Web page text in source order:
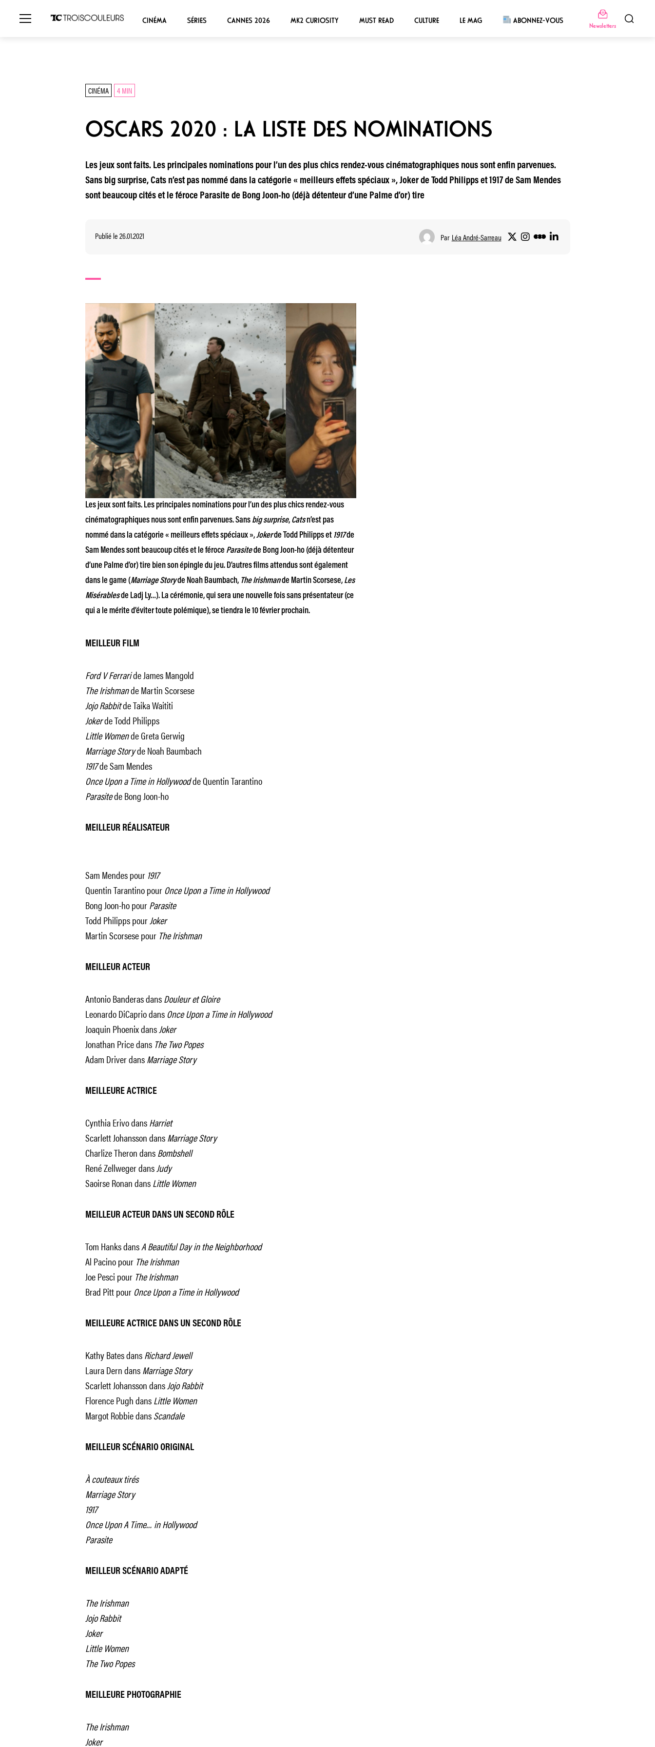
CINÉMA SÉRIES CANNES 2026 MK2 CURIOSITY MUST READ CULTURE LE MAG ABONNEZ-VOUS
Newsletters
CINÉMA 4 MIN
OSCARS 2020 : LA LISTE DES NOMINATIONS
Les jeux sont faits. Les principales nominations pour l’un des plus chics rendez-vous cinématographiques nous sont enfin parvenues.
Sans big surprise, Cats n’est pas nommé dans la catégorie « meilleurs effets spéciaux », Joker de Todd Philipps et 1917 de Sam Mendes
sont beaucoup cités et le féroce Parasite de Bong Joon-ho (déjà détenteur d’une Palme d’or) tire
Publié le 26.01.2021 Par Léa André-Sarreau
Les jeux sont faits. Les principales nominations pour l’un des plus chics rendez-vous
cinématographiques nous sont enfin parvenues. Sans big surprise, Catsn’est pas
nommé dans la catégorie « meilleurs effets spéciaux »,Jokerde Todd Philipps et 1917de
Sam Mendes sont beaucoup cités et le féroce Parasitede Bong Joon-ho (déjà détenteur
d’une Palme d’or) tire bien son épingle du jeu. D’autres films attendus sont également
dans le game (Marriage Storyde Noah Baumbach, The Irishmande Martin Scorsese, Les
Misérablesde Ladj Ly…). La cérémonie, qui sera une nouvelle fois sans présentateur (ce
qui a le mérite d’éviter toute polémique), se tiendra le 10 février prochain.
MEILLEUR FILM
Ford V Ferraride James Mangold
The Irishmande Martin Scorsese
Jojo Rabbitde Taika Waititi
Jokerde Todd Philipps
Little Womende Greta Gerwig
Marriage Storyde Noah Baumbach
1917de Sam Mendes
Once Upon a Time in Hollywoodde Quentin Tarantino
Parasitede Bong Joon-ho
MEILLEUR RÉALISATEUR
Sam Mendes pour 1917
Quentin Tarantino pour Once Upon a Time in Hollywood
Bong Joon-ho pourParasite
Todd Philipps pourJoker
Martin Scorsese pour The Irishman
MEILLEUR ACTEUR
Antonio Banderas dansDouleur et Gloire
Leonardo DiCaprio dans Once Upon a Time in Hollywood
Joaquin Phoenix dansJoker
Jonathan Price dans The Two Popes
Adam Driver dansMarriage Story
MEILLEURE ACTRICE
Cynthia Erivo dansHarriet
Scarlett Johansson dansMarriage Story
Charlize Theron dansBombshell
René Zellweger dansJudy
Saoirse Ronan dansLittle Women
MEILLEUR ACTEUR DANS UN SECOND RÔLE
Tom Hanks dansA Beautiful Day in the Neighborhood
Al Pacino pour The Irishman
Joe Pesci pour The Irishman
Brad Pitt pour Once Upon a Time in Hollywood
MEILLEURE ACTRICE DANS UN SECOND RÔLE
Kathy Bates dansRichard Jewell
Laura Dern dansMarriage Story
Scarlett Johansson dansJojo Rabbit
Florence Pugh dansLittle Women
Margot Robbie dansScandale
MEILLEUR SCÉNARIO ORIGINAL
À couteaux tirés
Marriage Story
1917
Once Upon A Time… in Hollywood
Parasite
MEILLEUR SCÉNARIO ADAPTÉ
The Irishman
Jojo Rabbit
Joker
Little Women
The Two Popes
MEILLEURE PHOTOGRAPHIE
The Irishman
Joker